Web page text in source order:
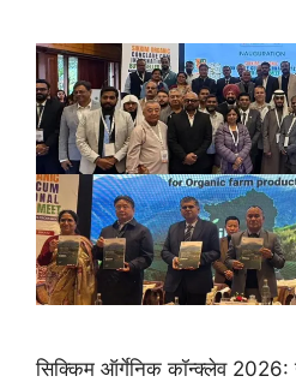
सिक्किम ऑर्गेनिक कॉन्क्लेव 2026: